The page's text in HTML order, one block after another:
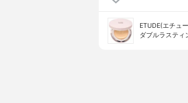
ETUDE(エチュ
ダブルラスティ